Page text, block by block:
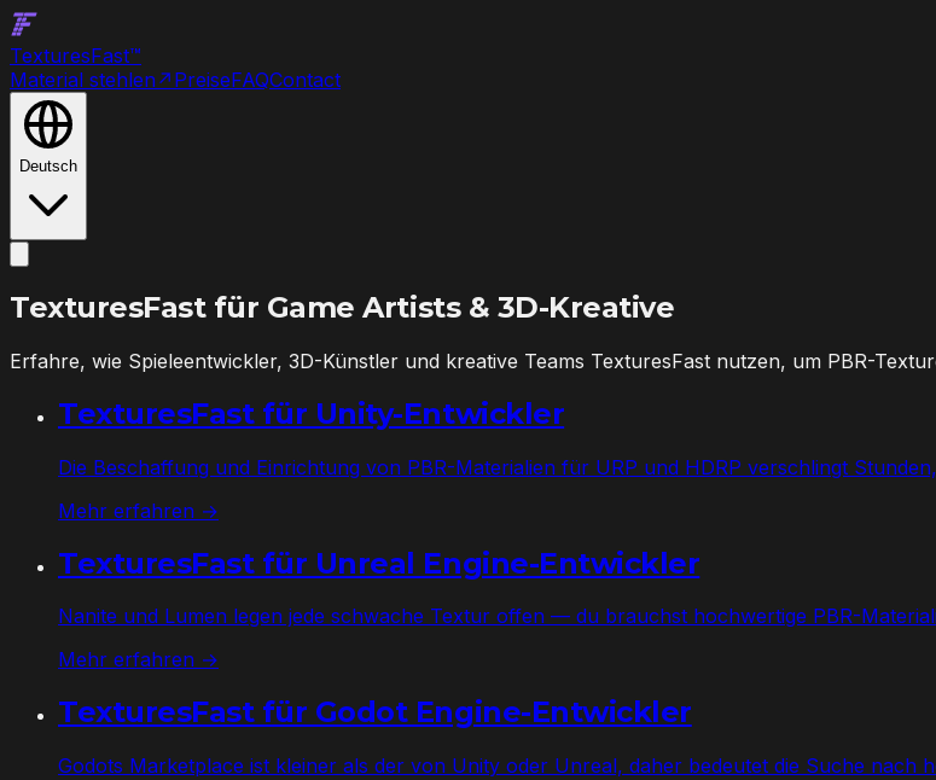
TexturesFast™
Material stehlen ↗ PreiseFAQContact
Deutsch
TexturesFast für Game Artists & 3D-Kreative
Erfahre, wie Spieleentwickler, 3D-Künstler und kreative Teams TexturesFast nutzen, um PBR-
TexturesFast für Unity-Entwickler
Die Beschaffung und Einrichtung von PBR-Materialien für URP und HDRP verschlingt
Mehr erfahren →
TexturesFast für Unreal Engine-Entwickler
Nanite und Lumen legen jede schwache Textur offen — du brauchst hochwertige PBR-
Mehr erfahren →
TexturesFast für Godot Engine-Entwickler
Godots Marketplace ist kleiner als der von Unity oder Unreal, daher bedeutet die Suche nach